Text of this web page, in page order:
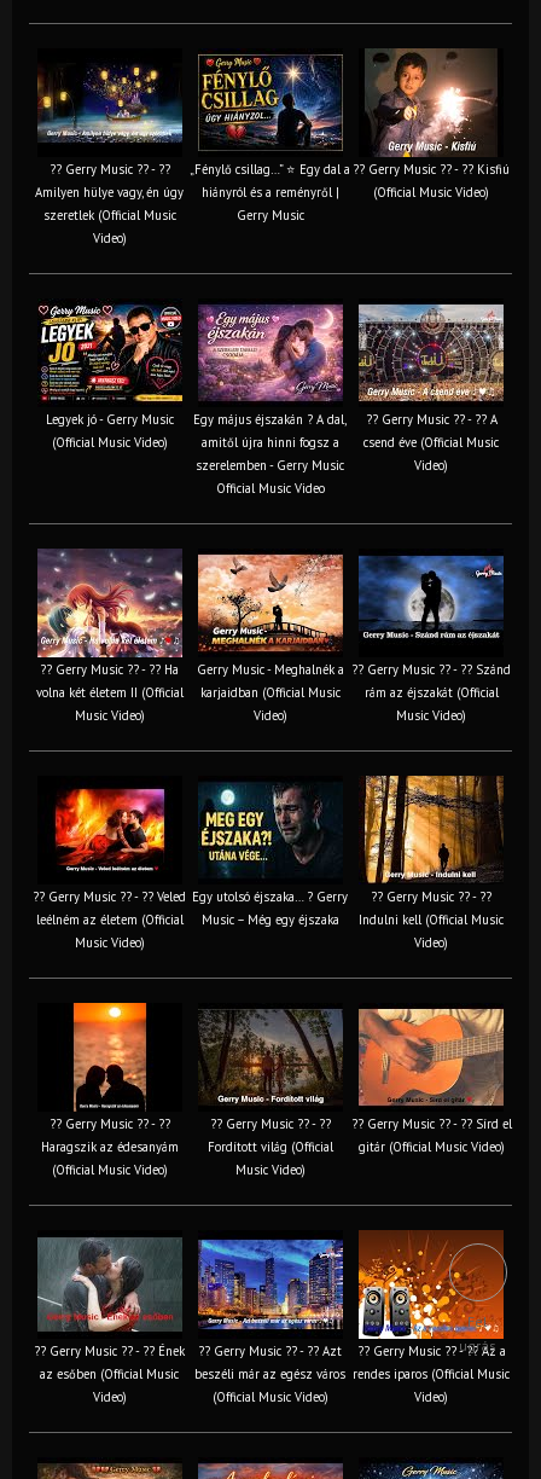
?? Gerry Music ?? - ??
Amilyen hülye vagy, én úgy
szeretlek (Official Music
Video)
„Fénylő csillag…” ⭐ Egy dal a
hiányról és a reményről |
Gerry Music
?? Gerry Music ?? - ?? Kisfiú
(Official Music Video)
Legyek jó - Gerry Music
(Official Music Video)
Egy május éjszakán ? A dal,
amitől újra hinni fogsz a
szerelemben - Gerry Music
Official Music Video
?? Gerry Music ?? - ?? A
csend éve (Official Music
Video)
?? Gerry Music ?? - ?? Ha
volna két életem II (Official
Music Video)
Gerry Music - Meghalnék a
karjaidban (Official Music
Video)
?? Gerry Music ?? - ?? Szánd
rám az éjszakát (Official
Music Video)
?? Gerry Music ?? - ?? Veled
leélném az életem (Official
Music Video)
Egy utolsó éjszaka… ? Gerry
Music – Még egy éjszaka
?? Gerry Music ?? - ??
Indulni kell (Official Music
Video)
?? Gerry Music ?? - ??
Haragszik az édesanyám
(Official Music Video)
?? Gerry Music ?? - ??
Fordított világ (Official
Music Video)
?? Gerry Music ?? - ?? Sírd el
gitár (Official Music Video)
?? Gerry Music ?? - ?? Ének
az esőben (Official Music
Video)
?? Gerry Music ?? - ?? Azt
beszéli már az egész város
(Official Music Video)
?? Gerry Music ?? - ?? Az a
rendes iparos (Official Music
Video)
Fel
ugrás